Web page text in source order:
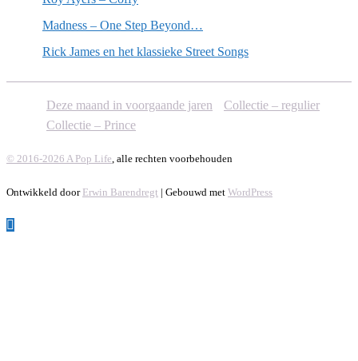
Madness – One Step Beyond…
Rick James en het klassieke Street Songs
Deze maand in voorgaande jaren
Collectie – regulier
Collectie – Prince
© 2016-2026 A Pop Life , alle rechten voorbehouden
Ontwikkeld door Erwin Barendregt | Gebouwd met WordPress